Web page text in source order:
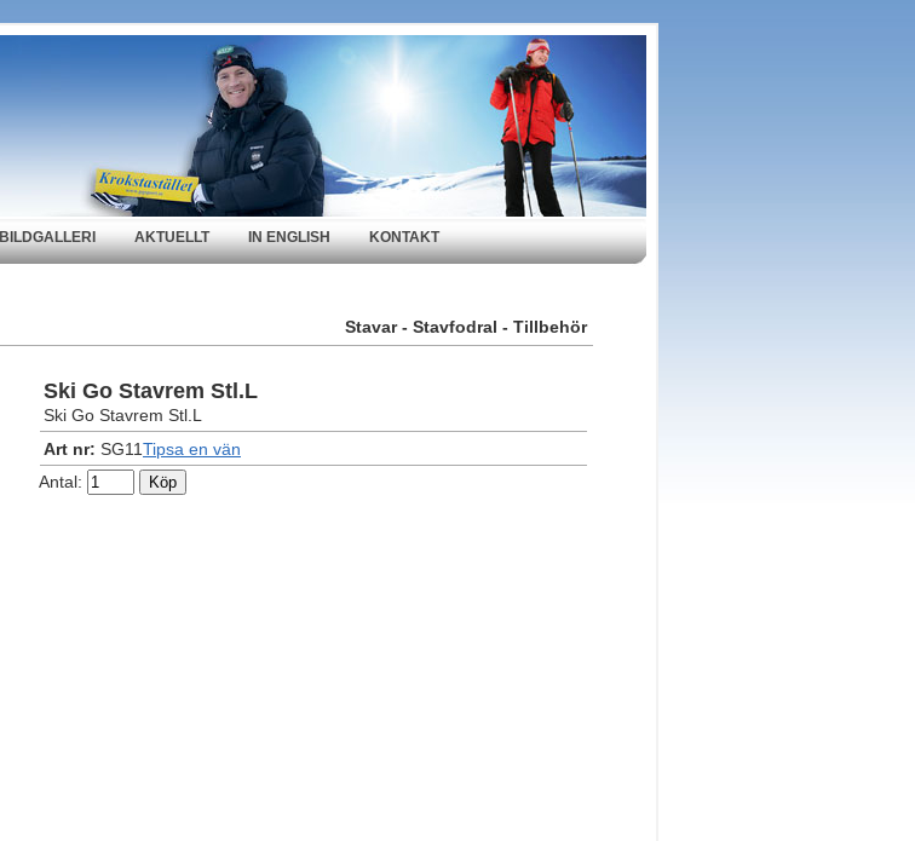
BILDGALLERI AKTUELLT IN ENGLISH KONTAKT
Stavar - Stavfodral - Tillbehör
Ski Go Stavrem Stl.L
Ski Go Stavrem Stl.L
Art nr: SG11Tipsa en vän
Antal: